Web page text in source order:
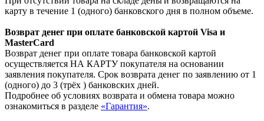
карту в течение 1 (одного) банковского дня в полном объеме.
Возврат денег при оплате банковской картой Visa и
MasterCard
Возврат денег при оплате товара банковской картой
осуществляется НА КАРТУ покупателя на основании
заявления покупателя. Срок возврата денег по заявлению от 1
(одного) до 3 (трёх ) банковских дней.
Подробнее об условиях возврата и обмена товара можно
ознакомиться в разделе «Гарантия».